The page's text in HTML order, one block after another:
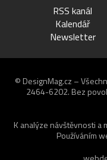
RSS kanál
Kalendář
Newsletter
© DesignMag.cz –
2464-6202. Bez
K analýze návštěvnosti a
Používáním